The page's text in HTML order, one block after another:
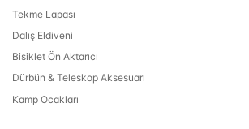
Tekme Lapası
Dalış Eldiveni
Bisiklet Ön Aktarıcı
Dürbün & Teleskop Aksesuarı
Kamp Ocakları